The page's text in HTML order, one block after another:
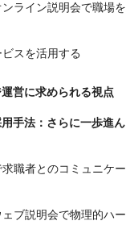
ライン説明会で職場を
スを活用する
営に求められる視点
手法：さらに一歩進ん
職者とのコミュニケー
ブ説明会で物理的ハー